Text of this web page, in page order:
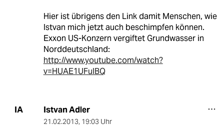
Hier ist übrigens den Link damit Menschen, wie
Istvan mich jetzt auch beschimpfen können.
Exxon US-Konzern vergiftet Grundwasser in
Norddeutschland:
http://www.youtube.com/watch?
v=HUAE1UFuIBQ
IA Istvan Adler
21.02.2013, 19:03 Uhr